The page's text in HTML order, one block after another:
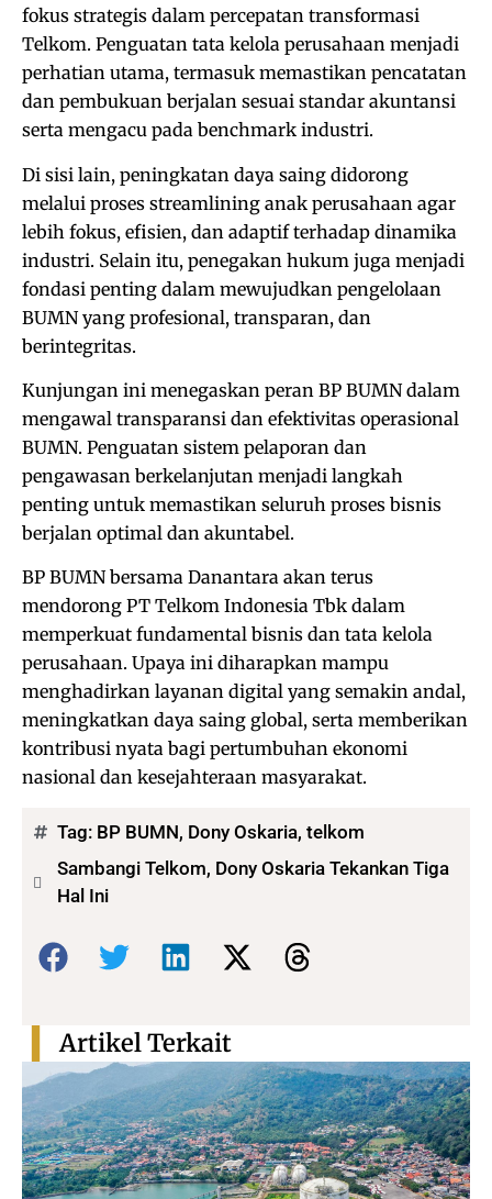
fokus strategis dalam percepatan transformasi
Telkom. Penguatan tata kelola perusahaan menjadi
perhatian utama, termasuk memastikan pencatatan
dan pembukuan berjalan sesuai standar akuntansi
serta mengacu pada benchmark industri.
Di sisi lain, peningkatan daya saing didorong
melalui proses streamlining anak perusahaan agar
lebih fokus, efisien, dan adaptif terhadap dinamika
industri. Selain itu, penegakan hukum juga menjadi
fondasi penting dalam mewujudkan pengelolaan
BUMN yang profesional, transparan, dan
berintegritas.
Kunjungan ini menegaskan peran BP BUMN dalam
mengawal transparansi dan efektivitas operasional
BUMN. Penguatan sistem pelaporan dan
pengawasan berkelanjutan menjadi langkah
penting untuk memastikan seluruh proses bisnis
berjalan optimal dan akuntabel.
BP BUMN bersama Danantara akan terus
mendorong PT Telkom Indonesia Tbk dalam
memperkuat fundamental bisnis dan tata kelola
perusahaan. Upaya ini diharapkan mampu
menghadirkan layanan digital yang semakin andal,
meningkatkan daya saing global, serta memberikan
kontribusi nyata bagi pertumbuhan ekonomi
nasional dan kesejahteraan masyarakat.
Tag: BP BUMN, Dony Oskaria, telkom
Sambangi Telkom, Dony Oskaria Tekankan Tiga
Hal Ini
Bagikan:
Artikel Terkait